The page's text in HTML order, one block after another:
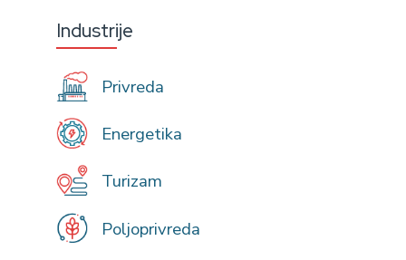
Industrije
Privreda
Energetika
Turizam
Poljoprivreda